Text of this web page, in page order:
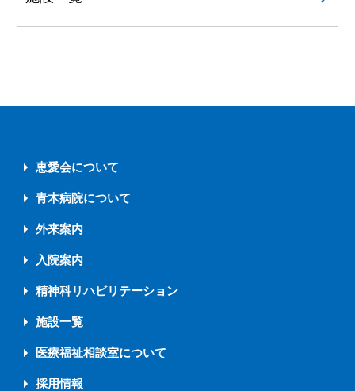
恵愛会について
青木病院について
外来案内
入院案内
精神科リハビリテーション
施設一覧
医療福祉相談室について
採用情報